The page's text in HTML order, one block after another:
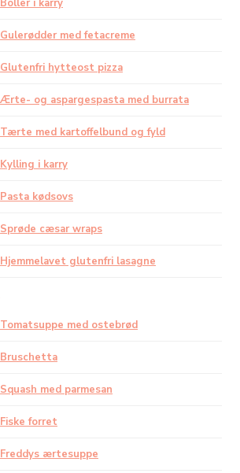
Boller i karry
Gulerødder med fetacreme
Glutenfri hytteost pizza
Ærte- og aspargespasta med burrata
Tærte med kartoffelbund og fyld
Kylling i karry
Pasta kødsovs
Sprøde cæsar wraps
Hjemmelavet glutenfri lasagne
Tomatsuppe med ostebrød
Bruschetta
Squash med parmesan
Fiske forret
Freddys ærtesuppe